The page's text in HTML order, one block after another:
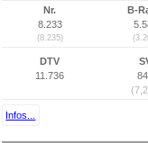
Nr.
8.233
(8.235)
B-
DTV
11.736
Infos...